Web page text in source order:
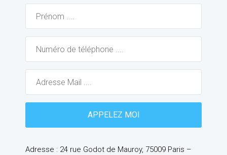
Adresse : 24 rue Godot de Mauroy, 75009 Paris –